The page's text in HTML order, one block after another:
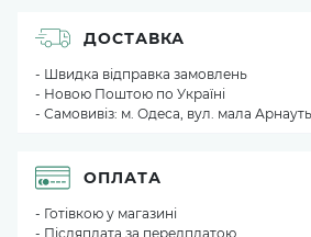
ДОСТАВКА
- Швидка відправка замовлень
- Новою Поштою по Україні
- Самовивіз: м. Одеса, вул. мала
ОПЛАТА
- Готівкою у магазині
- Післяплата за передплатою